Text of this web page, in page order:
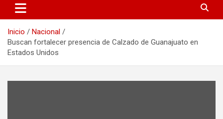
Inicio
Nacional
Buscan fortalecer presencia de Calzado de Guanajuato en
Estados Unidos